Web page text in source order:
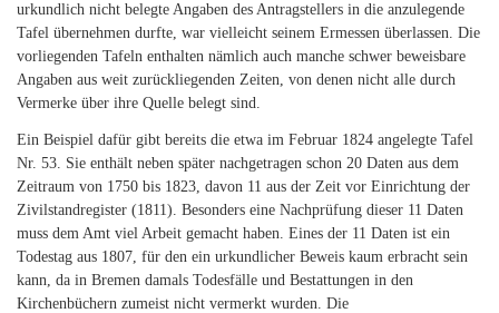
urkundlich nicht belegte Angaben des Antragstellers in die anzulegende
Tafel übernehmen durfte, war vielleicht seinem Ermessen überlassen. Die
vorliegenden Tafeln enthalten nämlich auch manche schwer beweisbare
Angaben aus weit zurückliegenden Zeiten, von denen nicht alle durch
Vermerke über ihre Quelle belegt sind.
Ein Beispiel dafür gibt bereits die etwa im Februar 1824 angelegte Tafel
Nr. 53. Sie enthält neben später nachgetragen schon 20 Daten aus dem
Zeitraum von 1750 bis 1823, davon 11 aus der Zeit vor Einrichtung der
Zivilstandregister (1811). Besonders eine Nachprüfung dieser 11 Daten
muss dem Amt viel Arbeit gemacht haben. Eines der 11 Daten ist ein
Todestag aus 1807, für den ein urkundlicher Beweis kaum erbracht sein
kann, da in Bremen damals Todesfälle und Bestattungen in den
Kirchenbüchern zumeist nicht vermerkt wurden. Die